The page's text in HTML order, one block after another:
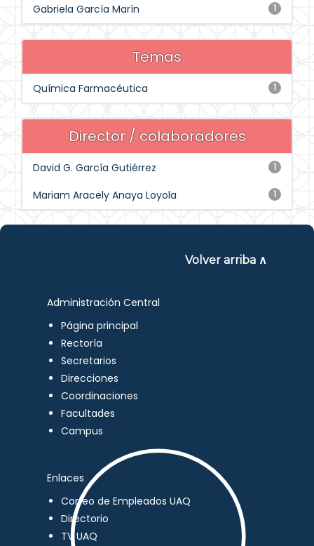
1
Gabriela García Marín
Temas
1
Química Farmacéutica
Director / colaboradores
1
David G. García Gutiérrez
1
Mariam Aracely Anaya Loyola
Volver arriba ∧
Administración Central
Página principal
Rectoría
Secretarios
Direcciones
Coordinaciones
Facultades
Campus
Enlaces
Correo de Empleados UAQ
Directorio
TV UAQ